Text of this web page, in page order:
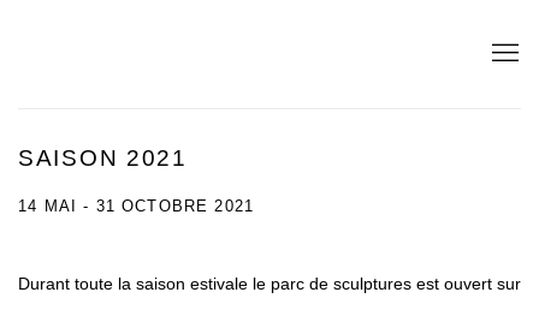
SAISON 2021
14 MAI - 31 OCTOBRE 2021
Durant toute la saison estivale le parc de sculptures est ouvert sur